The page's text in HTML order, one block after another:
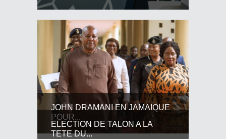
JOHN DRAMANI EN JAMAIQUE
POUR...
ELECTION DE TALON A LA
TETE DU...